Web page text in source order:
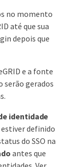
no momento
até que sua
depois que
e a fonte
serão gerados
identidade
estiver definido
do SSO na
antes que